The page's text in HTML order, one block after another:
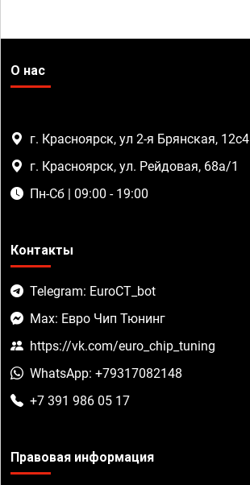
О нас
г. Красноярск, ул 2-я Брянская, 12с4
г. Красноярск, ул. Рейдовая, 68а/1
Пн-Сб | 09:00 - 19:00
Контакты
Telegram: EuroCT_bot
Max: Евро Чип Тюнинг
https://vk.com/euro_chip_tuning
WhatsApp: +79317082148
+7 391 986 05 17
Правовая информация